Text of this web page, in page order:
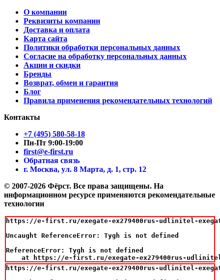
О компании
Реквизиты компании
Доставка и оплата
Карта сайта
Политики обработки персональных данных
Согласие на обработку персональных данных
Акции и скидки
Бренды
Возврат, обмен и гарантия
Блог
Правила применения рекомендательных технологий
Контакты
+7 (495) 580-58-18
Пн-Пт 9:00-19:00
first@e-first.ru
Обратная связь
г. Москва, ул. 8 Марта, д. 1, стр. 12
© 2007-2026 Фёрст. Все права защищены. На
информационном ресурсе применяются рекомендательные
технологии
https://e-first.ru/exegate-ex279400rus-udlinitel-
Uncaught ReferenceError: Tygh is not defined
ReferenceError: Tygh is not defined
at https://e-first.ru/exegate-ex279400rus-
https://e-first.ru/exegate-ex279400rus-udlinitel-